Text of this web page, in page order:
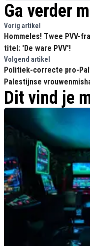
Ga verder
Vorig artikel
Hommeles! Twee PVV-
titel: 'De ware PVV'!
Volgend artikel
Politiek-correcte pro-
Palestijnse
Dit vind je